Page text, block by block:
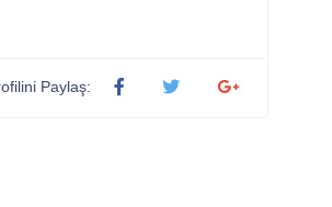
Paylaş: